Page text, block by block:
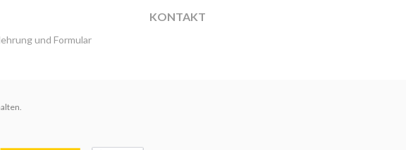
und Formular
KONTAKT